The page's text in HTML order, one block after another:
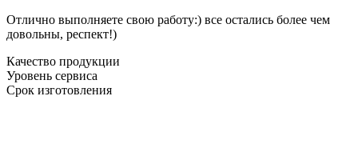
Отлично выполняете свою работу:) все остались более чем
довольны, респект!)
Качество продукции
Уровень сервиса
Срок изготовления